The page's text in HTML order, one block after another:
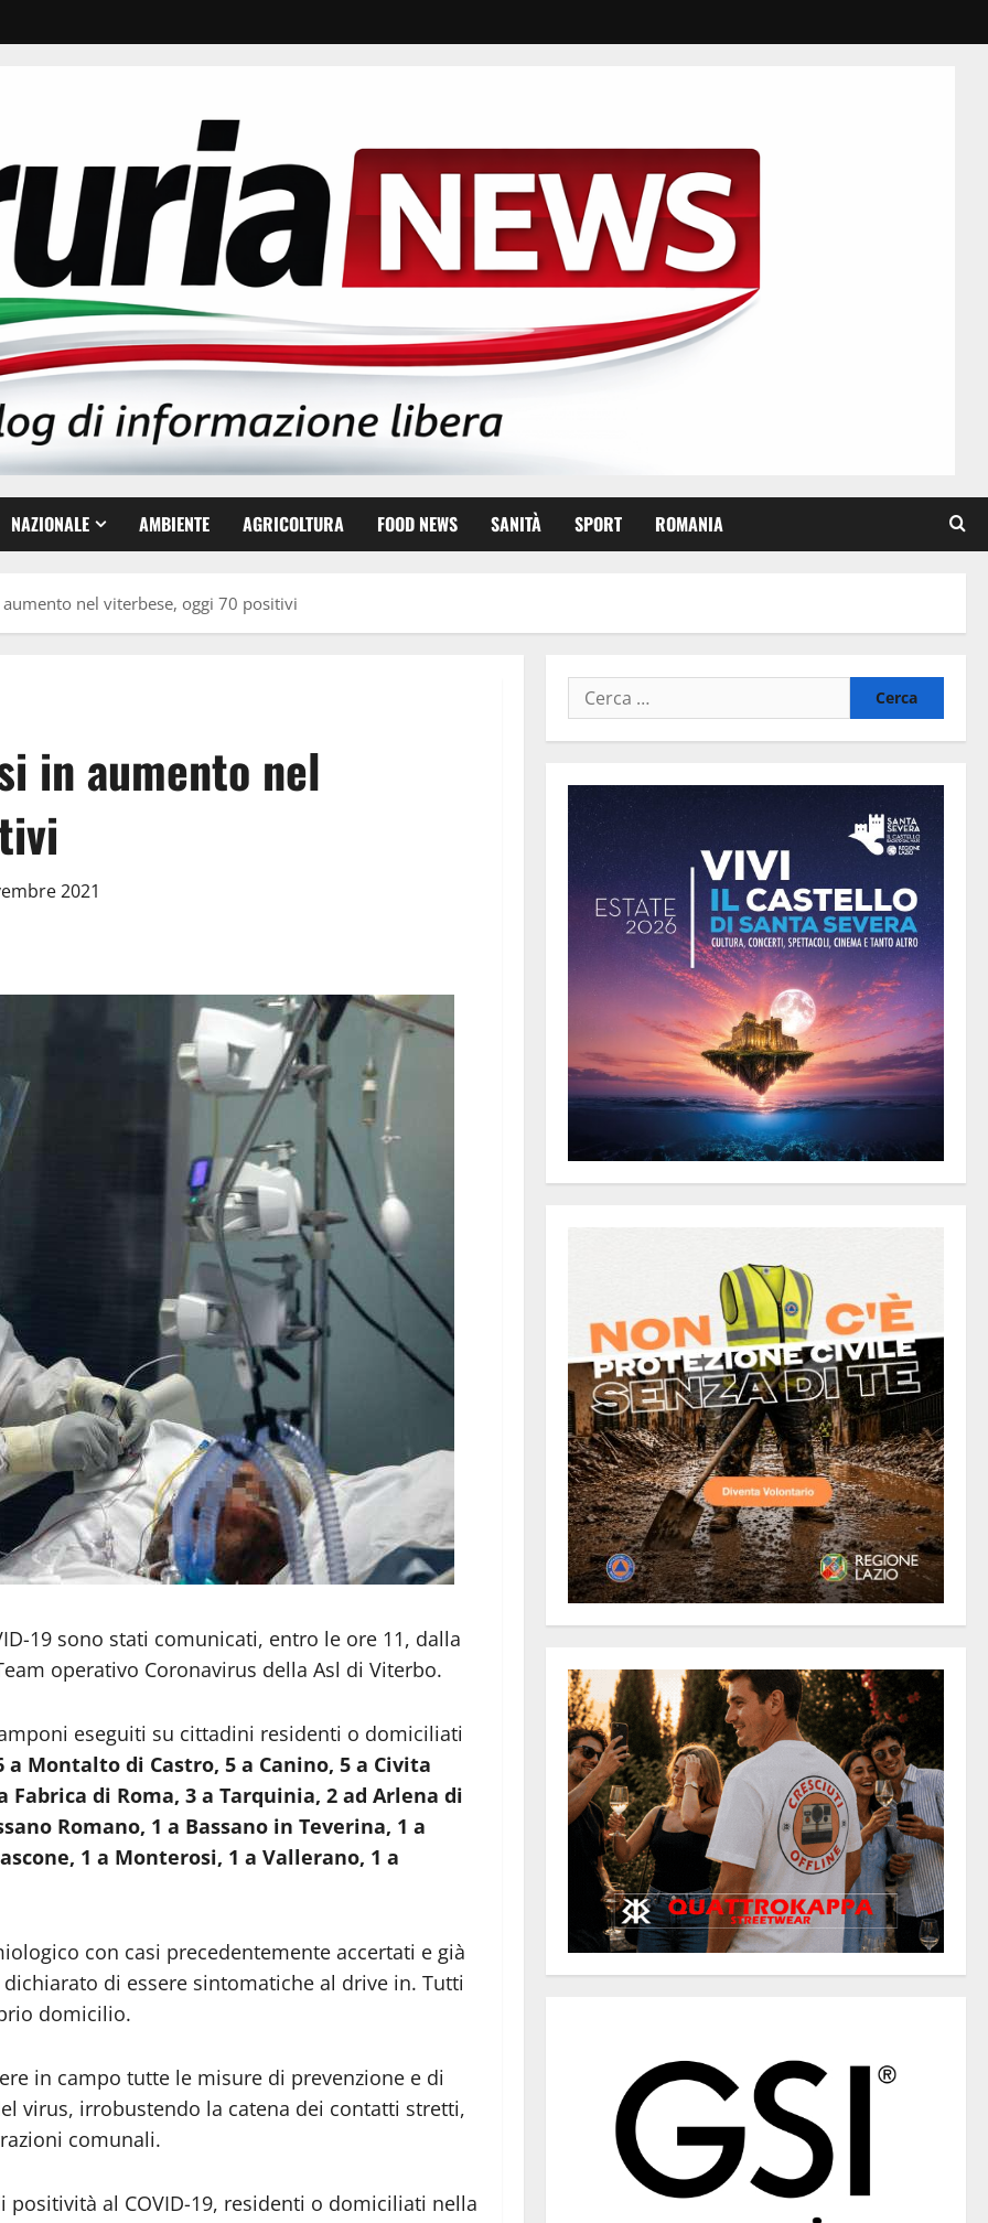
NAZIONALE AMBIENTE AGRICOLTURA FOOD NEWS SANITÀ SPORT ROMANIA
aumento nel viterbese, oggi 70 positivi
in aumento nel
2021
19 sono stati comunicati, entro le ore 11, dalla
operativo Coronavirus della Asl di Viterbo.
eseguiti su cittadini residenti o domiciliati
a Montalto di Castro, 5 a Canino, 5 a Civita
Fabrica di Roma, 3 a Tarquinia, 2 ad Arlena di
Romano, 1 a Bassano in Teverina, 1 a
1 a Monterosi, 1 a Vallerano, 1 a
con casi precedentemente accertati e già
di essere sintomatiche al drive in. Tutti
domicilio.
in campo tutte le misure di prevenzione e di
virus, irrobustendo la catena dei contatti stretti,
comunali.
al COVID-19, residenti o domiciliati nella
Ricerca
per: